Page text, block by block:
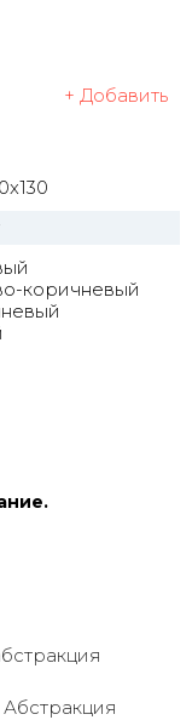
+ Добавить
коричневый
энергетику. Они
Абстракция